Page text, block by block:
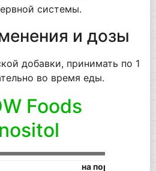
системы.
и дозы
добавки, принимать по 1
во время еды.
Foods
на порцию (1